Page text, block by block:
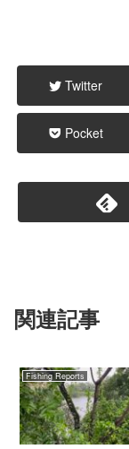
Twitter
Pocket
関連記事
Fishing Reports